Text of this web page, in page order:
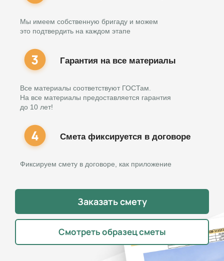
Мы имеем собственную бригаду и можем
это подтвердить на каждом этапе
Гарантия на все материалы
Все материалы соответствуют ГОСТам.
На все материалы предоставляется гарантия
до 10 лет!
Смета фиксируется в договоре
Фиксируем смету в договоре, как приложение
Заказать смету
Смотреть образец сметы